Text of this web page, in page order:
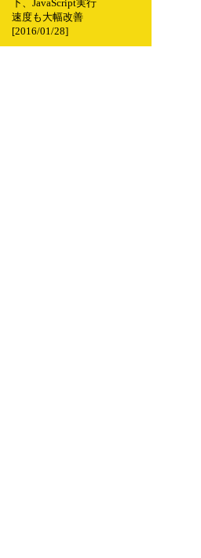
下、JavaScript実行
速度も大幅改善
[2016/01/28]